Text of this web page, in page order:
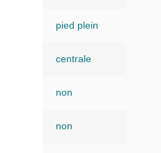
pied plein
centrale
non
non